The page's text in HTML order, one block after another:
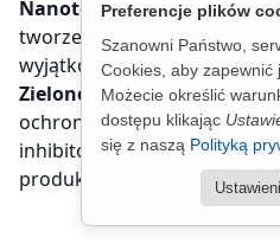
Nanotechnologia:
tworzenia ultracienkich
wyjątkowej szczelności i
Zielone technologie:
ochrony przed korozją,
inhibitory korozji oraz
produkowane z surowców
Preferencje plików
Szanowni Państwo,
Cookies, aby zapewnić
Możecie określić
dostępu klikając
się z naszą Polityką